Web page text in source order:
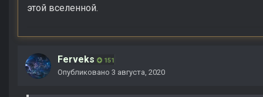
этой вселенной.
Ferveks 151
Опубликовано 3 августа, 2020